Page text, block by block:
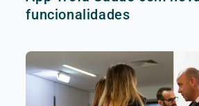
funcionalidades